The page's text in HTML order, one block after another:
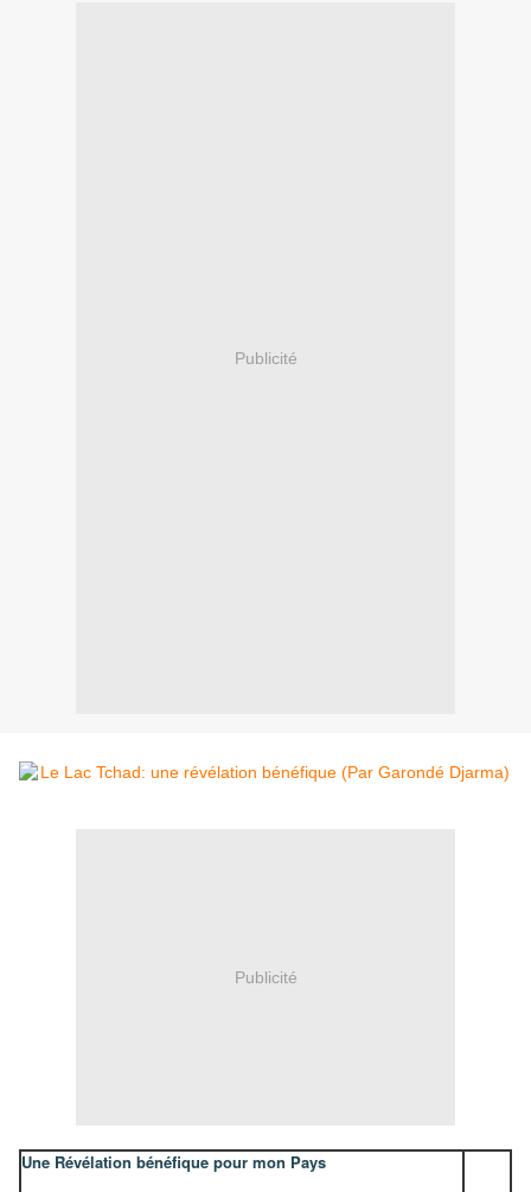
Publicité
Publicité
Une Révélation bénéfique pour mon Pays